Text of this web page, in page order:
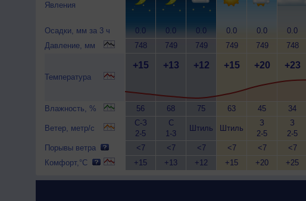
Явления
Осадки, мм за 3 ч
Давление, мм
Температура
Влажность, %
Ветер, метр/с
Порывы ветра
Комфорт,°C
0.0
748
+15
56
С-З
2-5
<7
+15
0.0
749
+13
68
С
1-3
<7
+13
0.0
749
+12
75
Штиль
<7
+12
0.0
749
+15
63
Штиль
<7
+15
0.0
749
+20
45
З
2-5
<7
+20
0.0
748
+23
34
З
2-5
<7
+25